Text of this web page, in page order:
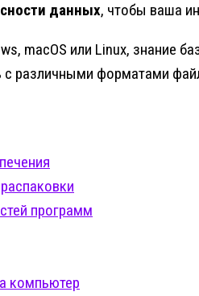
данных, чтобы ваша
macOS или Linux, знание
с различными форматами
программ
компьютер